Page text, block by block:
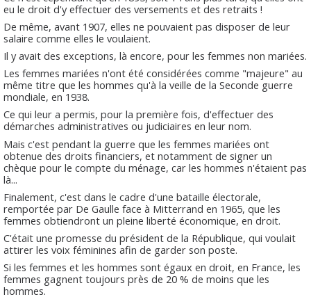
eu le droit d'y effectuer des versements et des retraits !
De même, avant 1907, elles ne pouvaient pas disposer de leur
salaire comme elles le voulaient.
Il y avait des exceptions, là encore, pour les femmes non mariées.
Les femmes mariées n'ont été considérées comme "majeure" au
même titre que les hommes qu'à la veille de la Seconde guerre
mondiale, en 1938.
Ce qui leur a permis, pour la première fois, d'effectuer des
démarches administratives ou judiciaires en leur nom.
Mais c'est pendant la guerre que les femmes mariées ont
obtenue des droits financiers, et notamment de signer un
chèque pour le compte du ménage, car les hommes n'étaient pas
là...
Finalement, c'est dans le cadre d'une bataille électorale,
remportée par De Gaulle face à Mitterrand en 1965, que les
femmes obtiendront un pleine liberté économique, en droit.
C'était une promesse du président de la République, qui voulait
attirer les voix féminines afin de garder son poste.
Si les femmes et les hommes sont égaux en droit, en France, les
femmes gagnent toujours près de 20 % de moins que les
hommes.